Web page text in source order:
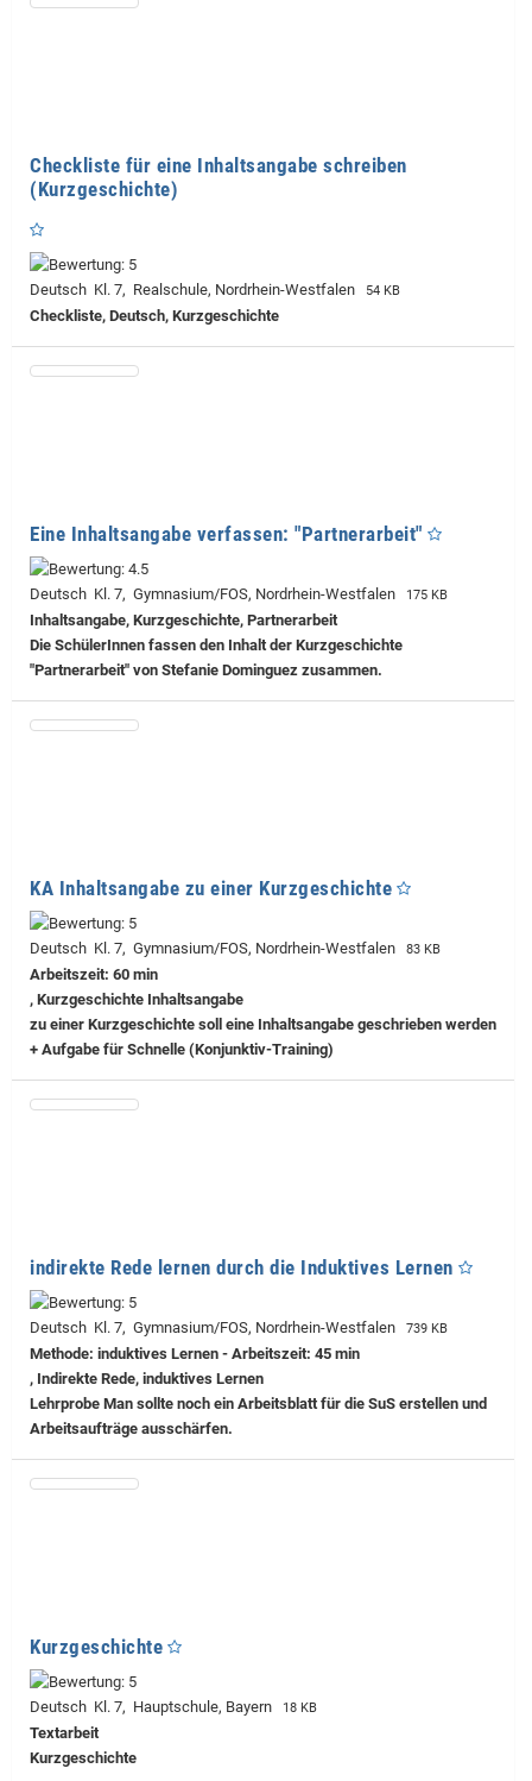
Checkliste für eine Inhaltsangabe schreiben
(Kurzgeschichte)
Deutsch Kl. 7, Realschule, Nordrhein-Westfalen 54 KB
Checkliste, Deutsch, Kurzgeschichte
Eine Inhaltsangabe verfassen: "Partnerarbeit"
Deutsch Kl. 7, Gymnasium/FOS, Nordrhein-Westfalen 175 KB
Inhaltsangabe, Kurzgeschichte, Partnerarbeit
Die SchülerInnen fassen den Inhalt der Kurzgeschichte
"Partnerarbeit" von Stefanie Dominguez zusammen.
KA Inhaltsangabe zu einer Kurzgeschichte
Deutsch Kl. 7, Gymnasium/FOS, Nordrhein-Westfalen 83 KB
Arbeitszeit: 60 min
, Kurzgeschichte Inhaltsangabe
zu einer Kurzgeschichte soll eine Inhaltsangabe geschrieben werden
+ Aufgabe für Schnelle (Konjunktiv-Training)
indirekte Rede lernen durch die Induktives Lernen
Deutsch Kl. 7, Gymnasium/FOS, Nordrhein-Westfalen 739 KB
Methode: induktives Lernen - Arbeitszeit: 45 min
, Indirekte Rede, induktives Lernen
Lehrprobe Man sollte noch ein Arbeitsblatt für die SuS erstellen und
Arbeitsaufträge ausschärfen.
Kurzgeschichte
Deutsch Kl. 7, Hauptschule, Bayern 18 KB
Textarbeit
Kurzgeschichte